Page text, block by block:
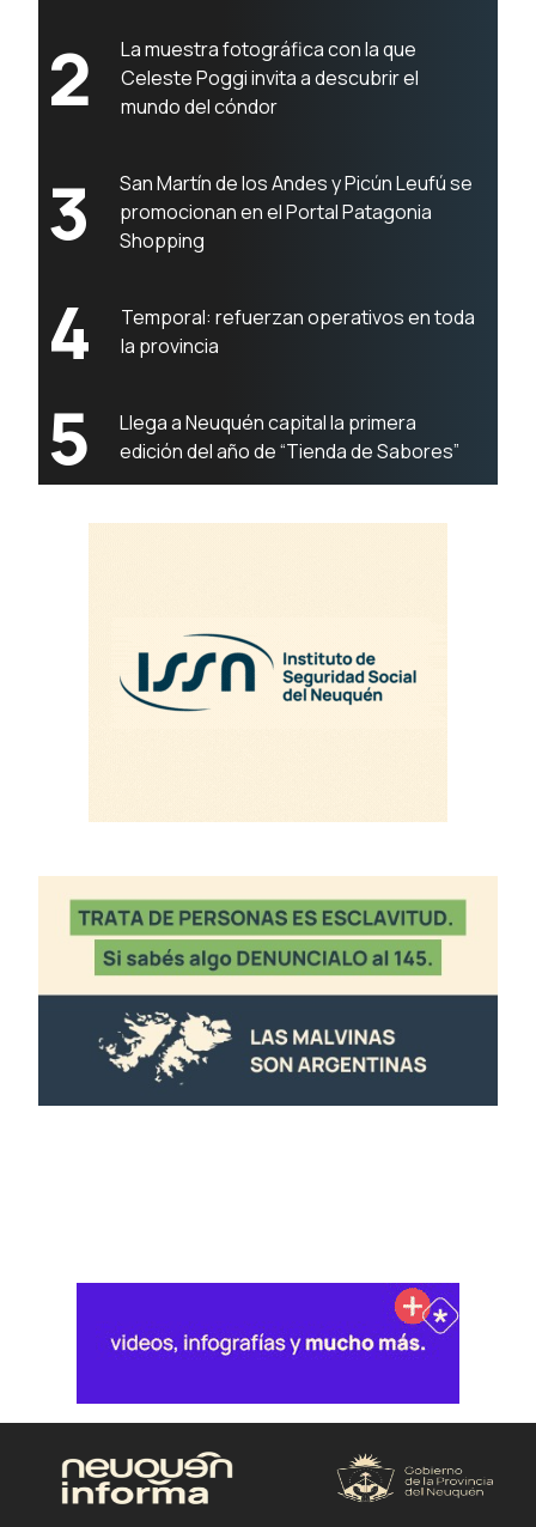
2
La muestra fotográfica con la que
Celeste Poggi invita a descubrir el
mundo del cóndor
3
San Martín de los Andes y Picún Leufú se
promocionan en el Portal Patagonia
Shopping
4
Temporal: refuerzan operativos en toda
la provincia
5
Llega a Neuquén capital la primera
edición del año de “Tienda de Sabores”